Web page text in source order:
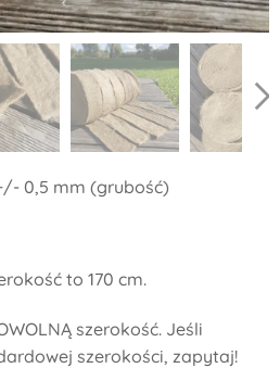
0,5 mm (grubość)
to 170 cm.
szerokość. Jeśli
szerokości, zapytaj!